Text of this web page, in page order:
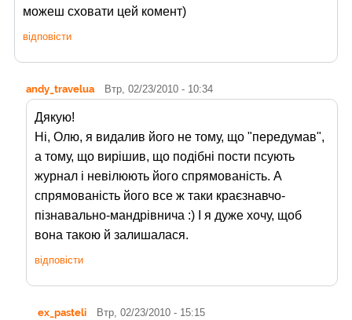
можеш сховати цей комент)
відповісти
andy_travelua Втр, 02/23/2010 - 10:34
Дякую!
Ні, Олю, я видалив його не тому, що "передумав",
а тому, що вирішив, що подібні пости псують
журнал і невілюють його спрямованість. А
спрямованість його все ж таки краєзнавчо-
пізнавально-мандрівнича :) І я дуже хочу, щоб
вона такою й залишалася.
відповісти
ex_pasteli Втр, 02/23/2010 - 15:15